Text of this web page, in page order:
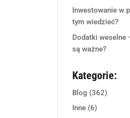
Inwestowanie w
tym wiedzieć?
Dodatki weselne
są ważne?
Kategorie:
Blog (362)
Inne (6)